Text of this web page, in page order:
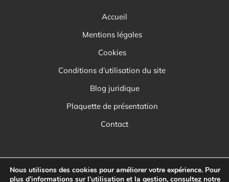
Accueil
Mentions légales
Cookies
Conditions d’utilisation du site
Blog juridique
Plaquette de présentation
Contact
Nous utilisons des cookies pour améliorer votre expérience. Pour
plus d’informations sur l'utilisation et la gestion, consultez notre